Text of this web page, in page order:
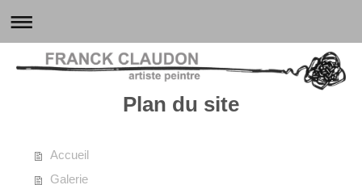
Plan du site
Accueil
Galerie